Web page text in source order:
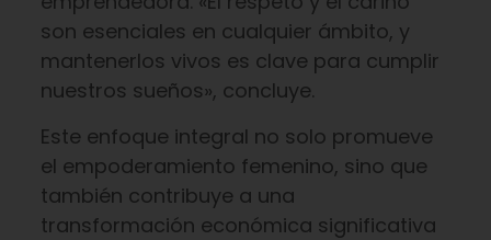
son esenciales en cualquier ámbito, y
mantenerlos vivos es clave para cumplir
nuestros sueños», concluye.
Este enfoque integral no solo promueve
el empoderamiento femenino, sino que
también contribuye a una
transformación económica significativa